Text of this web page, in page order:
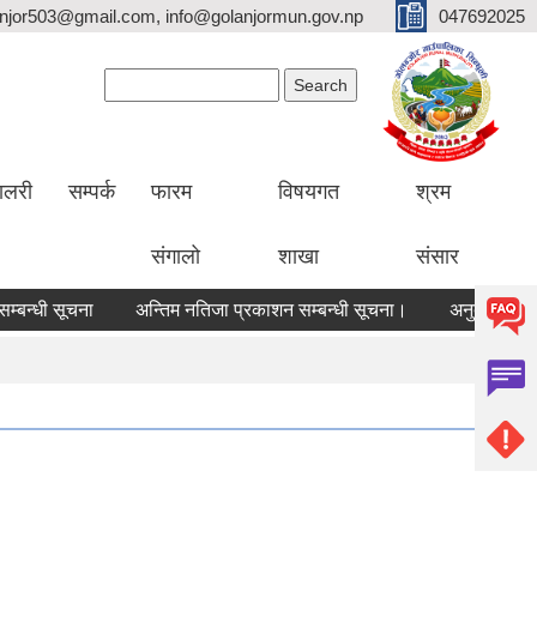
info@golanjormun.gov.np 047692025
सम्पर्क फारम
संगालो
विषयगत
शाखा
श्रम
संसार
सूचना अन्तिम नतिजा प्रकाशन सम्बन्धी सूचना। अनुदानको